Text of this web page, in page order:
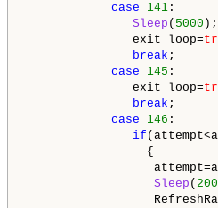
case
141 :
Sleep ( 5000 );
exit_loop=
break ;
case
145 :
exit_loop=
break ;
case
146 :
if
{
Sleep (